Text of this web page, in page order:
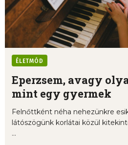
ÉLETMÓD
Eperzsem, avagy
mint egy gyermek
Felnőttként néha nehezünkre
látószögünk korlátai közül
...